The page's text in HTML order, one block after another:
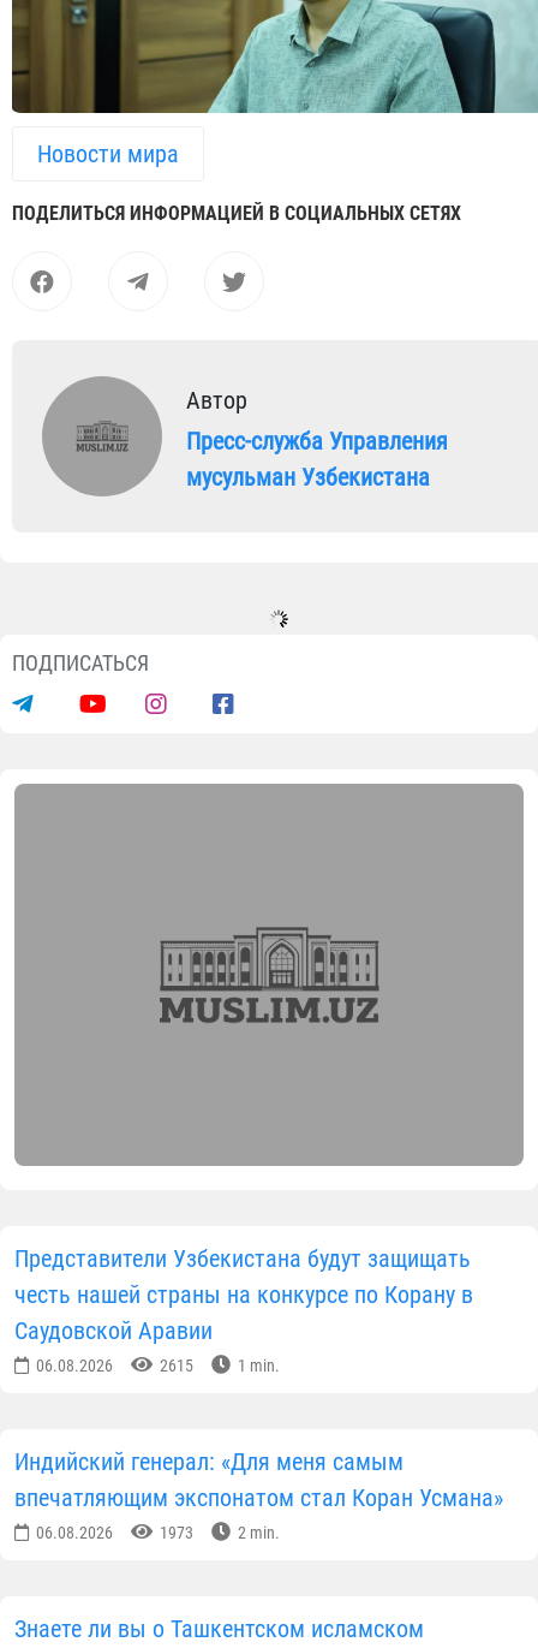
Новости мира
ПОДЕЛИТЬСЯ ИНФОРМАЦИЕЙ В СОЦИАЛЬНЫХ СЕТЯХ
Автор
Пресс-служба Управления
мусульман Узбекистана
ПОДПИСАТЬСЯ
Представители Узбекистана будут защищать
честь нашей страны на конкурсе по Корану в
Саудовской Аравии
06.08.2026 2615 1 min.
Индийский генерал: «Для меня самым
впечатляющим экспонатом стал Коран Усмана»
06.08.2026 1973 2 min.
Знаете ли вы о Ташкентском исламском